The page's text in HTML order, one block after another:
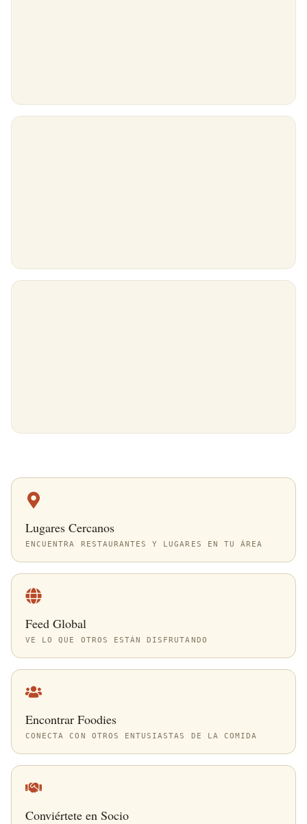
Lugares Cercanos
ENCUENTRA RESTAURANTES Y LUGARES EN TU ÁREA
Feed Global
VE LO QUE OTROS ESTÁN DISFRUTANDO
Encontrar Foodies
CONECTA CON OTROS ENTUSIASTAS DE LA COMIDA
Conviértete en Socio